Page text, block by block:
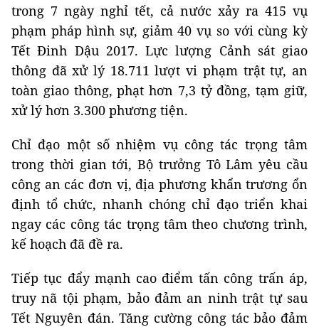
trong 7 ngày nghỉ tết, cả nước xảy ra 415 vụ
phạm pháp hình sự, giảm 40 vụ so với cùng kỳ
Tết Đinh Dậu 2017. Lực lượng Cảnh sát giao
thông đã xử lý 18.711 lượt vi phạm trật tự, an
toàn giao thông, phạt hơn 7,3 tỷ đồng, tạm giữ,
xử lý hơn 3.300 phương tiện.
Chỉ đạo một số nhiệm vụ công tác trọng tâm
trong thời gian tới, Bộ trưởng Tô Lâm yêu cầu
công an các đơn vị, địa phương khẩn trương ổn
định tổ chức, nhanh chóng chỉ đạo triển khai
ngay các công tác trọng tâm theo chương trình,
kế hoạch đã đề ra.
Tiếp tục đẩy mạnh cao điểm tấn công trấn áp,
truy nã tội phạm, bảo đảm an ninh trật tự sau
Tết Nguyên đán. Tăng cường công tác bảo đảm